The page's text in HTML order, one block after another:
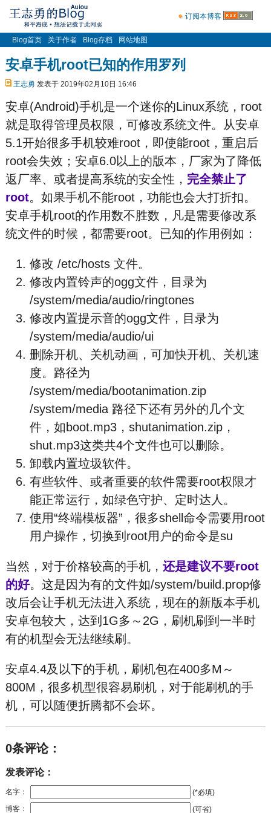
订阅本博客
Blog首页 关于作者 Blog存档 网站地图
安卓手机root已知的作用罗列
王志勇 发表于 2019年02月10日 16:46
安卓(Android)手机是一个迷你的Linux系统，root
就是取得管理员权限，可修改系统文件。从安卓
5.1开始很多手机较难root，即使能root，重启后
root会失效；安卓6.0以上的版本，厂家为了降低
返厂率、或者提高系统的安全性， 完全禁止了
root。如果手机不能root，功能也会大打折扣。
安卓手机root的作用数不胜数，凡是需要修改系
统文件的时候，都需要root。已知的作用例如：
修改 /etc/hosts 文件。
修改内置铃声的ogg文件，目录为
/system/media/audio/ringtones
修改内置提示音的ogg文件，目录为
/system/media/audio/ui
删除开机、关机动画，可加快开机、关机速
度。路径为
/system/media/bootanimation.zip
/system/media 路径下还有另外的几个文
件，如boot.mp3，shutanimation.zip，
shut.mp3这类共4个文件也可以删除。
卸载内置垃圾软件。
有些软件、或者重要的软件需要root权限才
能正常运行，如绿色守护、定时达人。
使用“终端模板器”，很多shell命令需要用root
用户操作，切换到root用户的命令是su
当然，对于价格较高的手机， 还是建议不要root
的好。这是因为有的文件如/system/build.prop修
改后会让手机无法进入系统，现在的新版本手机
安卓包较大，达到1G多～2G，刷机刷到一半时
有的机型会无法继续刷。
安卓4.4及以下的手机，刷机包在400多M～
800M，很多机型很容易刷机，对于能刷机的手
机，可以随便折腾都不会坏。
0条评论：
发表评论：
名字：
(*必填)
博客：
(可省)